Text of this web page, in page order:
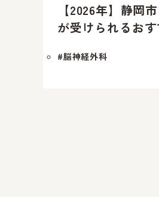
【2026年】静岡
が受けられるお
#脳神経外科